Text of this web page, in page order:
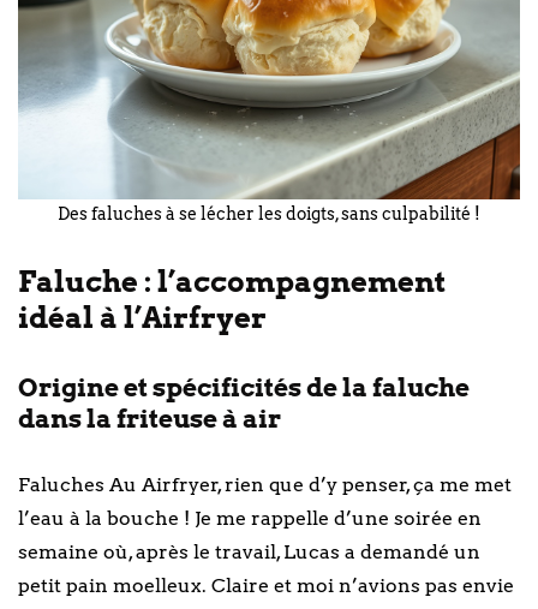
Des faluches à se lécher les doigts, sans culpabilité !
Faluche : l’accompagnement
idéal à l’Airfryer
Origine et spécificités de la faluche
dans la friteuse à air
Faluches Au Airfryer, rien que d’y penser, ça me met
l’eau à la bouche ! Je me rappelle d’une soirée en
semaine où, après le travail, Lucas a demandé un
petit pain moelleux. Claire et moi n’avions pas envie